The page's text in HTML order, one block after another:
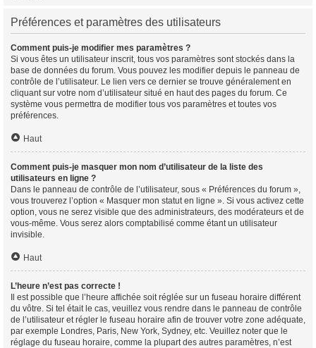
Préférences et paramètres des utilisateurs
Comment puis-je modifier mes paramètres ?
Si vous êtes un utilisateur inscrit, tous vos paramètres sont stockés dans la
base de données du forum. Vous pouvez les modifier depuis le panneau de
contrôle de l’utilisateur. Le lien vers ce dernier se trouve généralement en
cliquant sur votre nom d’utilisateur situé en haut des pages du forum. Ce
système vous permettra de modifier tous vos paramètres et toutes vos
préférences.
Haut
Comment puis-je masquer mon nom d’utilisateur de la liste des
utilisateurs en ligne ?
Dans le panneau de contrôle de l’utilisateur, sous « Préférences du forum »,
vous trouverez l’option « Masquer mon statut en ligne ». Si vous activez cette
option, vous ne serez visible que des administrateurs, des modérateurs et de
vous-même. Vous serez alors comptabilisé comme étant un utilisateur
invisible.
Haut
L’heure n’est pas correcte !
Il est possible que l’heure affichée soit réglée sur un fuseau horaire différent
du vôtre. Si tel était le cas, veuillez vous rendre dans le panneau de contrôle
de l’utilisateur et régler le fuseau horaire afin de trouver votre zone adéquate,
par exemple Londres, Paris, New York, Sydney, etc. Veuillez noter que le
réglage du fuseau horaire, comme la plupart des autres paramètres, n’est